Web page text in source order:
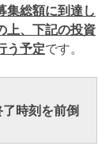
集総額に到達し
上、下記の投資
う予定です。
時刻を前倒